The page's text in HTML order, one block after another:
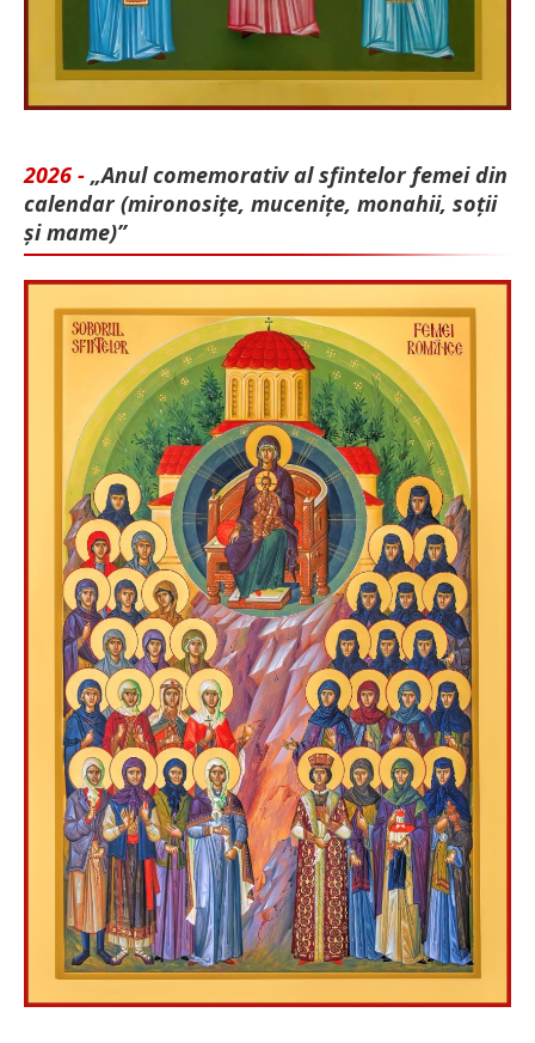
2026 - „Anul comemorativ al sfintelor femei din
calendar (mironosițe, mu­cenițe, monahii, soții
și mame)”